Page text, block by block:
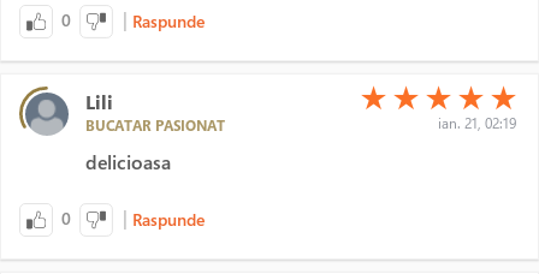
0 | Raspunde
Lili
BUCATAR PASIONAT
(*)
★ (*)
★ (*)
★ (*)
★ (*)
★
ian. 21, 02:19
delicioasa
0 | Raspunde